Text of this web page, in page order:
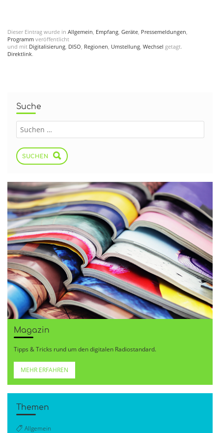
Dieser Eintrag wurde in Allgemein, Empfang, Geräte, Pressemeldungen,
Programm veröffentlicht
und mit Digitalisierung, DISO, Regionen, Umstellung, Wechsel getagt.
Direktlink.
Suche
SUCHEN
Magazin
Tipps & Tricks rund um den digitalen Radiostandard.
MEHR ERFAHREN
Themen
Allgemein